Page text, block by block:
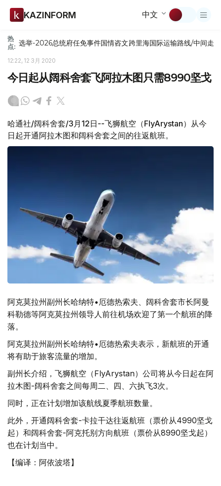
KAZINFORM 中文
热
点: 选举-2026总统府任免事件国情咨文跨里海国际运输路线/中间走廊
12:22, 12 3月 2020
今日起从阔科舍套飞阿拉木图只需8990坚戈
哈通社/阔科舍套/3月12日--飞狮航空（FlyArystan）从今
日起开通阿拉木图和阔科舍套之间的往返航班。
阿克莫拉州副州长哈纳特•厄德热索夫、阔科舍套市长阿曼
科勒德等阿克莫拉州领导人前往机场欢迎了第一个航班的降
落。
阿克莫拉州副州长哈纳特•厄德热索夫表示，新航班的开通
将有助于旅客流量的增加。
副州长介绍，飞狮航空（FlyArystan）公司将从今日起在阿
拉木图-阔科舍套之间每周二、四、六执飞3次。
同时，正在计划增加该航线夏季航班数量。
此外，开通阔科舍套-卡拉干达往返航班（票价从4990坚戈
起）和阔科舍套-阿克托别方向航班（票价从8990坚戈起）
也在计划当中。
【编译：阿依波塔】